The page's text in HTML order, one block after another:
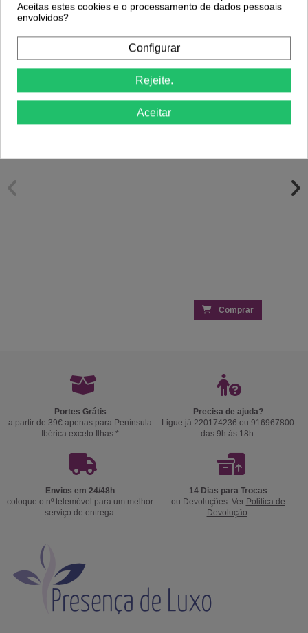
Clientes Que Compraram Este
Produto Também Compraram:
-30%
SUPER PRIMER verniz gel 15ml
INOCOS
Comprar
Portes Grátis
a partir de 39€ apenas para Península
Ibérica exceto Ilhas *
Precisa de ajuda?
Ligue já 220174236 ou 916967800
das 9h às 18h.
Envios em 24/48h
coloque o nº telemóvel para um melhor
serviço de entrega.
14 Dias para Trocas
ou Devoluções. Ver Politica de
Devolução
Aceitas estes cookies e o processamento de dados pessoais
envolvidos?
Configurar
Rejeite.
Aceitar